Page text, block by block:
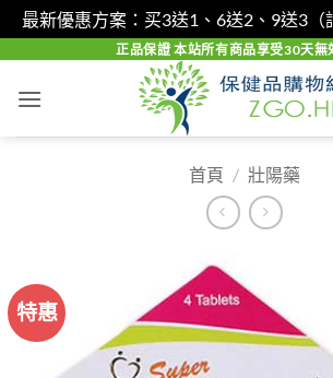
最新優惠方案：买3送1、6送2、9送3（
content
正品保證 本站所有商品享受30天無
首頁 / 壯陽藥
特惠